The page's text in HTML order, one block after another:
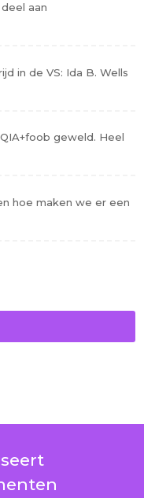
aan
in de VS: Ida B. Wells
geweld. Heel
hoe maken we er een